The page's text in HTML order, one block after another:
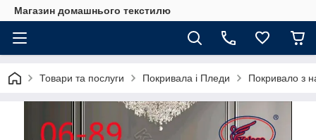
Магазин домашнього текстилю
Товари та послуги Покривала і Пледи Покривало з